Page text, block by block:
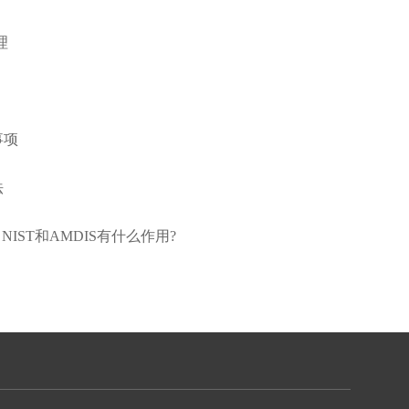
项
和AMDIS有什么作用?